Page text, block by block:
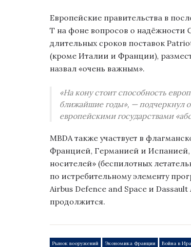
Европейские правительства в
T на фоне вопросов о надёжности
длительных сроков поставок
(кроме Италии и Франции),
назвал «очень важным».
«На кону стоит способность
ближайшие годы», — подчеркнул
европейскими государствами
MBDA также участвует в
Францией, Германией и Испанией,
носителей» (беспилотных
по истребительному элементу
Airbus Defence and Space и
продолжится.
Рынок вооружений Экономика Франции Война в